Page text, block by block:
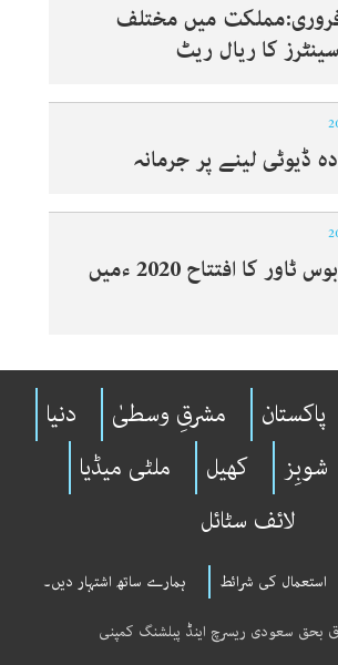
فروری:مملکت میں مختلف
کا ریال ریٹ
ڈیوٹی لینے پر جرمانہ
جدہ: فلک بوس ٹاور کا افتتاح 2020 ءمیں
پاکستان مشرقِ وسطیٰ
دنیا
شوبِز کھیل
ملٹی میڈیا
لائف سٹائل
استعمال کی شرائط ہمارے ساتھ اشتہار دیں۔
بحق سعودی ریسرچ اینڈ پبلشنگ کمپنی